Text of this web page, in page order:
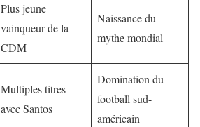
Plus jeune
vainqueur de la
CDM
Naissance du
mythe mondial
Multiples titres
avec Santos
Domination du
football sud-
américain